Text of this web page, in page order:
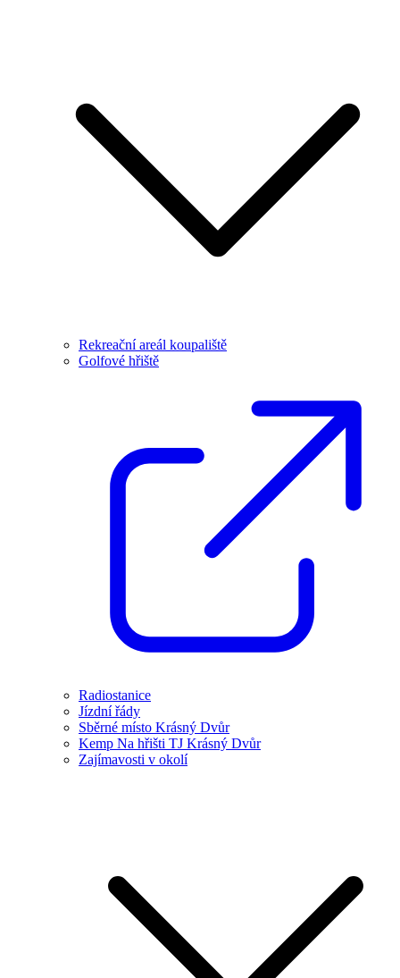
Rekreační areál koupaliště
Golfové hřiště
Radiostanice
Jízdní řády
Sběrné místo Krásný Dvůr
Kemp Na hřišti TJ Krásný Dvůr
Zajímavosti v okolí